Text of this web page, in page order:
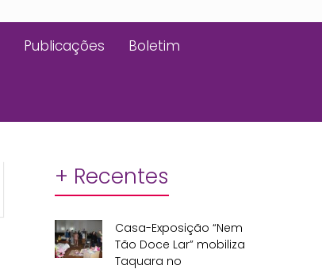
Publicações Boletim
+ Recentes
Casa-Exposição “Nem
Tão Doce Lar” mobiliza
Taquara no